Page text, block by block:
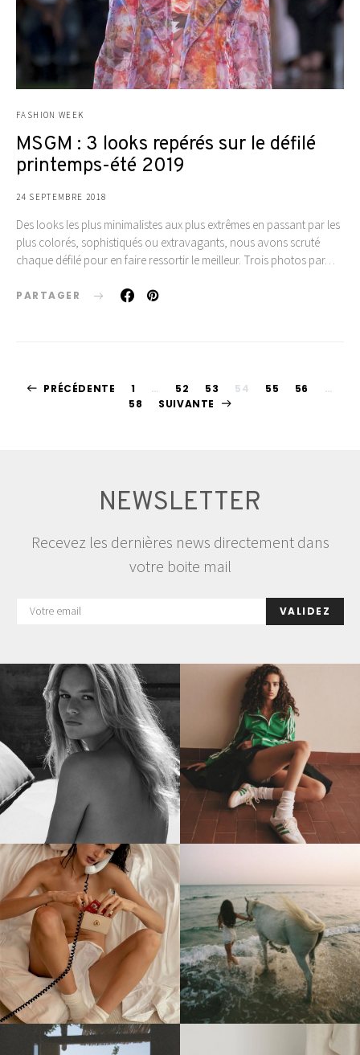
FASHION WEEK
MSGM : 3 looks repérés sur le défilé
printemps-été 2019
24 SEPTEMBRE 2018
Des looks les plus minimalistes aux plus extrêmes en passant par les
plus colorés, sophistiqués ou extravagants, nous avons scruté
chaque défilé pour en faire ressortir le meilleur. Trois photos par…
PARTAGER
Pagination
PRÉCÉDENTE 1 … 52 53 54 55 56
…
58
SUIVANTE
NEWSLETTER
Recevez les dernières news directement dans
votre boite mail
VALIDEZ